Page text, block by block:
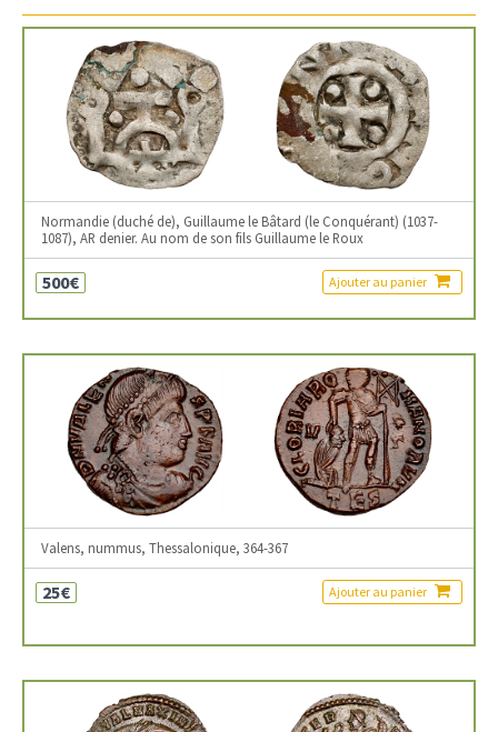
Normandie (duché de), Guillaume le Bâtard (le Conquérant) (1037-
1087), AR denier. Au nom de son fils Guillaume le Roux
500€ Ajouter au panier
Valens, nummus, Thessalonique, 364-367
25€ Ajouter au panier